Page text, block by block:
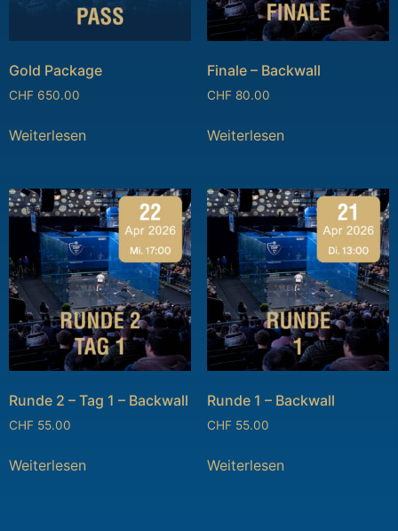
Gold Package
CHF 650.00
Weiterlesen
Finale – Backwall
CHF80.00
Weiterlesen
Runde 2 – Tag 1 – Backwall
CHF 55.00
Weiterlesen
Runde 1 – Backwall
CHF55.00
Weiterlesen